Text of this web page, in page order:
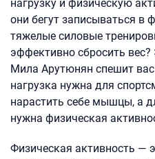
нагрузку и физическую
они бегут записываться в
тяжелые силовые
эффективно сбросить
Мила Арутюнян спешит
нагрузка нужна для
нарастить себе мышцы, а
нужна физическая
Физическая активность —